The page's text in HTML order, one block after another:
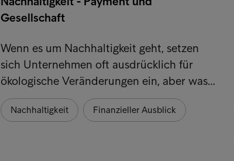
Gesellschaft
Wenn es um Nachhaltigkeit geht, setzen
sich Unternehmen oft ausdrücklich für
ökologische Veränderungen ein, aber was…
Nachhaltigkeit Finanzieller Ausblick